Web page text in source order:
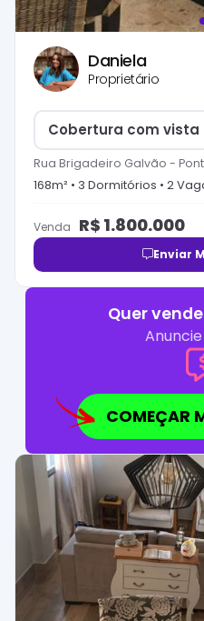
Daniela
Proprietário
Cobertura com vista
Rua Brigadeiro Galvão -
168m² • 3 Dormitórios • 2
Venda R$ 1.800.000
Enviar
Quer
COMEÇAR